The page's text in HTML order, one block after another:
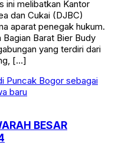
ini melibatkan Kantor
dan Cukai (DJBC)
aparat penegak hukum.
Bagian Barat Bier Budy
yang terdiri dari
[…]
BESAR